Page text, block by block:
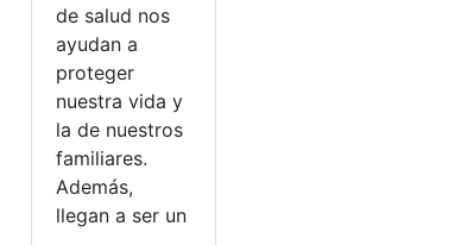
de salud nos
ayudan a
proteger
nuestra vida y
la de nuestros
familiares.
Además,
llegan a ser un